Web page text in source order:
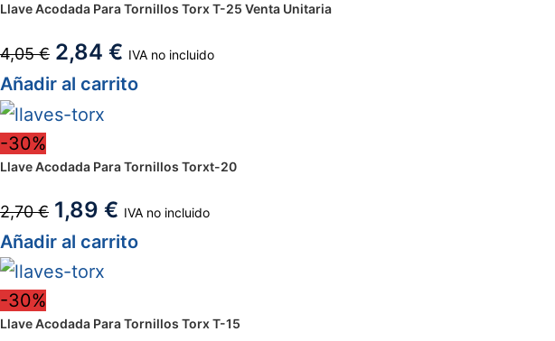
Llave Acodada Para Tornillos Torx T-25 Venta Unitaria
4,05€ 2,84 € IVA no incluido
Añadir al carrito
-30%
Llave Acodada Para Tornillos Torxt-20
2,70€ 1,89 € IVA no incluido
Añadir al carrito
-30%
Llave Acodada Para Tornillos Torx T-15